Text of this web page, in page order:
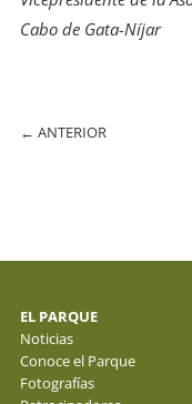
Cabo de Gata-Níjar
← ANTERIOR
EL PARQUE
Noticias
Conoce el Parque
Fotografías